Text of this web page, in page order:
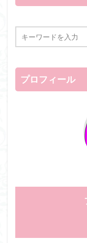
プロフィール